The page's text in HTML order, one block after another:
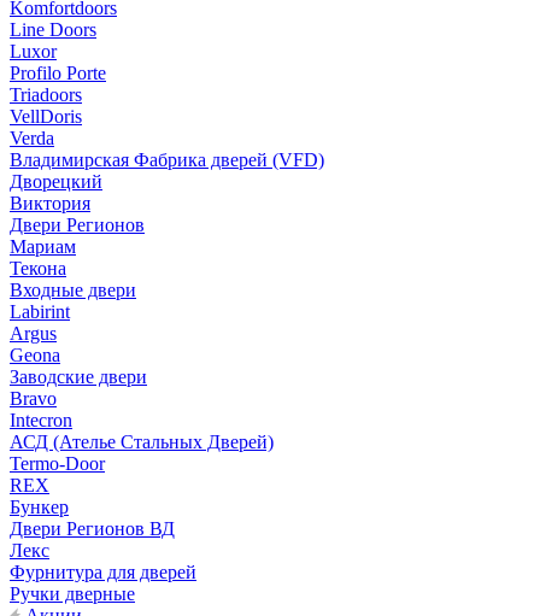
Komfortdoors
Line Doors
Luxor
Profilo Porte
Triadoors
VellDoris
Verda
Владимирская Фабрика дверей (VFD)
Дворецкий
Виктория
Двери Регионов
Мариам
Текона
Входные двери
Labirint
Argus
Geona
Заводские двери
Bravo
Intecron
АСД (Ателье Стальных Дверей)
Termo-Door
REX
Бункер
Двери Регионов ВД
Лекс
Фурнитура для дверей
Ручки дверные